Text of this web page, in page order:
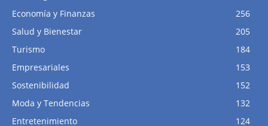
Economía y Finanzas
256
Salud y Bienestar
205
Turismo
184
Empresariales
153
Sostenibilidad
152
Moda y Tendencias
132
Entretenimiento
124